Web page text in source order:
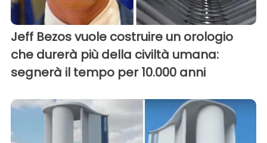
Jeff Bezos vuole costruire un orologio
che durerà più della civiltà umana:
segnerà il tempo per 10.000 anni